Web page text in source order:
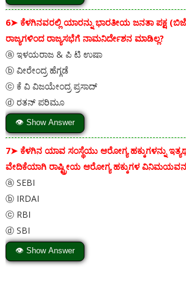
6➤ ಕೆಳಗಿನವರಲ್ಲಿ ಯಾರನ್ನು ಭಾರತೀಯ ಜನತಾ ಪಕ್ಷ
ರಾಜ್ಯಗಳಿಂದ ರಾಜ್ಯಸಭೆಗೆ ನಾಮನಿರ್ದೇಶನ ಮಾಡಿಲ್ಲ?
ⓐ ಇಳಯರಾಜ & ಪಿ ಟಿ ಉಷಾ
ⓑ ವೀರೇಂದ್ರ ಹೆಗ್ಗಡೆ
ⓒ ಕೆ ವಿ ವಿಜಯೇಂದ್ರ ಪ್ರಸಾದ್
ⓓ ರತನ್ ಪರಿಮೂ
👁 Show Answer
7➤ ಕೆಳಗಿನ ಯಾವ ಸಂಸ್ಥೆಯು ಆರೋಗ್ಯ ಹಕ್ಕುಗಳನ್ನು
ವೇದಿಕೆಯಾಗಿ ರಾಷ್ಟ್ರೀಯ ಆರೋಗ್ಯ ಹಕ್ಕುಗಳ
ⓐ SEBI
ⓑ IRDAI
ⓒ RBI
ⓓ SBI
👁 Show Answer